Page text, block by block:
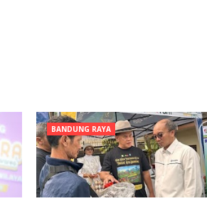
BANDUNG RAYA